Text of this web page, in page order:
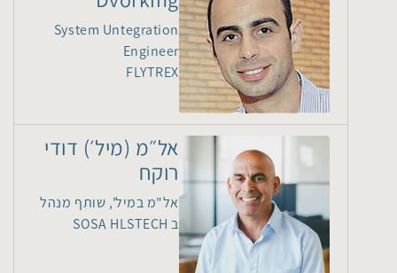
System Untegration
Engineer
FLYTREX
אל״מ (מיל׳) דודי
רוקח
אל"מ במיל', שותף מנהל
ב SOSA HLSTECH